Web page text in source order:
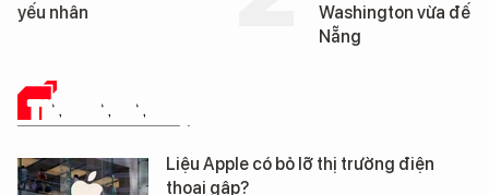
yếu nhân
Washington vừa đến
Nẵng
TIN CÔNG NGHỆ
Liệu Apple có bỏ lỡ thị trường điện
thoại gập?